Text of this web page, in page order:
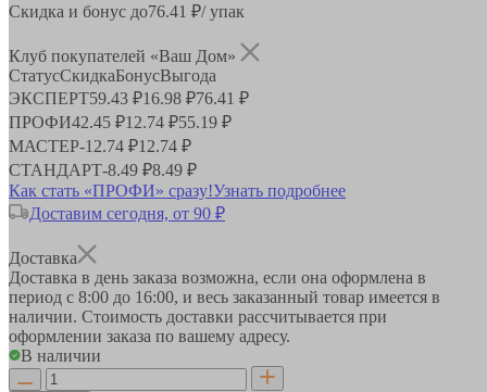
Скидка и бонус до76.41 ₽/ упак
Клуб покупателей «Ваш Дом»
СтатусСкидкаБонусВыгода
ЭКСПЕРТ59.43 ₽16.98 ₽76.41 ₽
ПРОФИ42.45 ₽12.74 ₽55.19 ₽
МАСТЕР-12.74 ₽12.74 ₽
СТАНДАРТ-8.49 ₽8.49 ₽
Как стать «ПРОФИ» сразу!Узнать подробнее
Доставим сегодня, от 90 ₽
Доставка
Доставка в день заказа возможна, если она оформлена в
период с 8:00 до 16:00, и весь заказанный товар имеется в
наличии. Стоимость доставки рассчитывается при
оформлении заказа по вашему адресу.
В наличии